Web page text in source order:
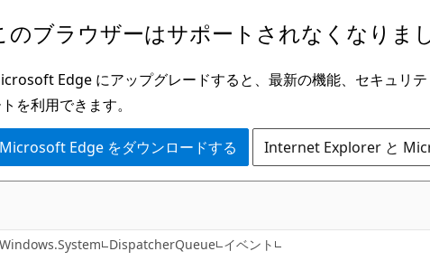
のブラウザーはサポートされなくなりまし
Edge にアップグレードすると、最新の機能、セキュリ
を利用できます。
Microsoft Edge をダウンロードする Internet Explorer と
Windows.System DispatcherQueue イベント